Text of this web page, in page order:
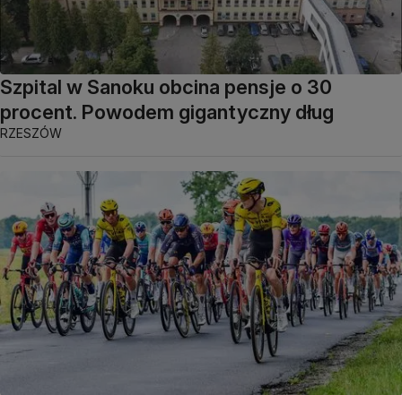
Szpital w Sanoku obcina pensje o 30
procent. Powodem gigantyczny dług
RZESZÓW